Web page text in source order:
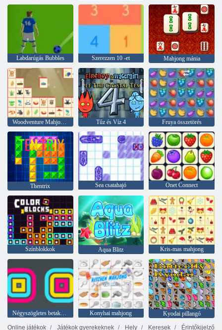
Labdarúgás Bubbles Szerezzen 10 -et Mahjong mánia
Woodventure Mahjong Connect Tűz és Víz 4 Fruya összetörés
Thentrix Sea csatahajó Onet Connect
Színblokkok Aqua Blitz Kris-mas mahjong
Négyszögletes betakarító Konyhai mahjong
Kyodai pillangó
Online játékok
Játékok gyerekeknek Hely Keresek
Érintőkijelző